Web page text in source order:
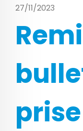
27/11/2023